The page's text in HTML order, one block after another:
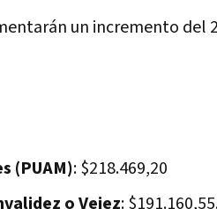
un incremento del
(PUAM): $218.469,20
o Vejez: